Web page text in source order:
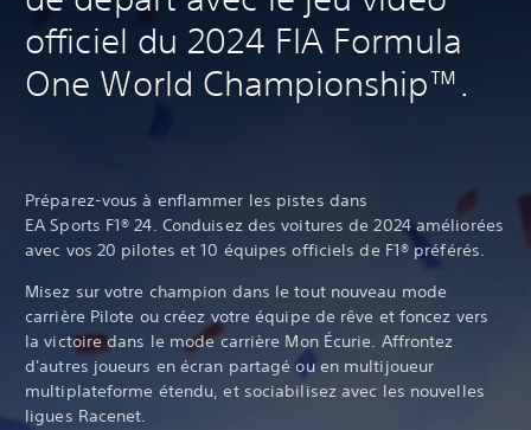
officiel du 2024 FIA Formula
One World Championship™.
Préparez-vous à enflammer les pistes dans
EA Sports F1® 24. Conduisez des voitures de 2024 améliorées
avec vos 20 pilotes et 10 équipes officiels de F1® préférés.
Misez sur votre champion dans le tout nouveau mode
carrière Pilote ou créez votre équipe de rêve et foncez vers
la victoire dans le mode carrière Mon Écurie. Affrontez
d'autres joueurs en écran partagé ou en multijoueur
multiplateforme étendu, et sociabilisez avec les nouvelles
ligues Racenet.